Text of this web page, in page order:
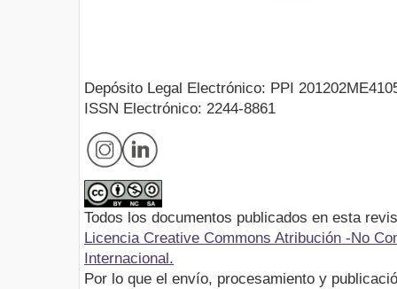
Depósito Legal Electrónico: PPI
ISSN Electrónico: 2244-8861
Todos los documentos publicados en esta
Licencia Creative Commons Atribución -No
Internacional.
Por lo que el envío, procesamiento y